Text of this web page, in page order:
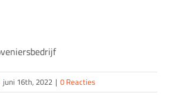
juni 16th, 2022 | 0 Reacties